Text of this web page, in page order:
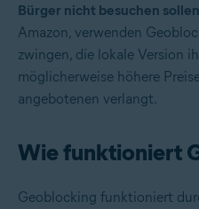
Bürger nicht besuchen sollen
Amazon, verwenden
zwingen, die lokale Version
möglicherweise höhere
angebotenen verlangt.
Wie funktioniert
Geoblocking funktioniert